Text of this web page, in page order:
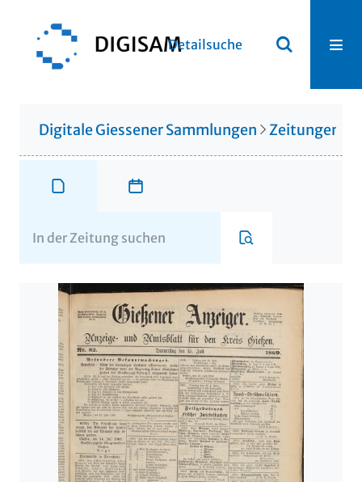
Detailsuche
Digitale Giessener Sammlungen Zeitungen